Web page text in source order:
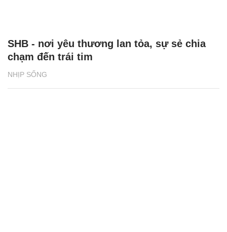
NHỊP SỐNG
SHB - nơi yêu thương lan tỏa, sự sẻ chia
chạm đến trái tim